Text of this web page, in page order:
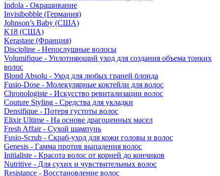
Indola - Окрашивание
Invisibobble (Германия)
Johnson’s Baby (США)
K18 (США)
Kerastase (Франция)
Discipline - Непослушные волосы
Volumifique - Уплотняющий уход для создания объема тонких
волос
Blond Absolu - Уход для любых граней блонда
Fusio-Dose - Молекулярные коктейли для волос
Chronologiste - Искусство ревитализации волос
Couture Styling - Средства для укладки
Densifique - Потеря густоты волос
Elixir Ultime - На основе драгоценных масел
Fresh Affair - Сухой шампунь
Fusio-Scrub - Скраб-уход для кожи головы и волос
Genesis - Гамма против выпадения волос
Initialiste - Красота волос от корней до кончиков
Nutritive - Для сухих и чувствительных волос
Resistance - Восстановление волос